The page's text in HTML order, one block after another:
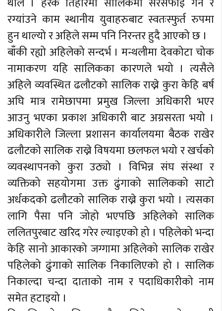
रग्यांउने काम स्थानीय युवाहरुबाट स्वतःस्फुर्त रुपमा
हुन थाल्यो र अहिले सम्म पनि निरन्तर हुदै आएको छ ।
बाँकी रह्यो अहिलेको सन्दर्भ । मन्थलीमा देवकोटा चोक
नामाकरण यहि सालिकका कारणले भयो । त्यसैले
अहिले व्यवस्थित ढलौटको सालिक राख्ने कुरा केहि बर्ष
अघि मात्र रामेछापमा प्रमुख जिल्ला अधिकारी भएर
आउनु भएका प्रकाश अधिकारी बाट अग्रसरता भयो ।
अधिकारीले जिल्ला प्रशासन कार्यालयमा बैठक राखेर
ढलौटको सालिक राख्ने विषयमा छलफल भयो र खर्चको
व्यवस्थापनको कुरा उठ्यो । विभिन्न संघ संस्था र
व्यक्तिको सहयोगमा उक्त ढुंगाको सालिकको साटो
अर्धकदको ढलौटको सालिक राख्ने कुरा भयो । त्यसका
लागि पैसा पनि जोहो भएपछि अहिलेको सालिक
ललितपुरबाट खरिद गरेर ल्याइएको हो । पहिलेको भन्दा
केहि सानो आकारको जग्गामा अहिलेको सालिक राखेर
पहिलेको ढुंगाको सालिक निकालिएको हो । सालिक
निकाल्दा चन्दा दाताको नाम र पदाधिकारीको नाम
समेत हटाइयो ।